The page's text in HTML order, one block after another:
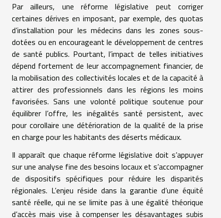
Par ailleurs, une réforme législative peut corriger
certaines dérives en imposant, par exemple, des quotas
d’installation pour les médecins dans les zones sous-
dotées ou en encourageant le développement de centres
de santé publics. Pourtant, l’impact de telles initiatives
dépend fortement de leur accompagnement financier, de
la mobilisation des collectivités locales et de la capacité à
attirer des professionnels dans les régions les moins
favorisées. Sans une volonté politique soutenue pour
équilibrer l’offre, les inégalités santé persistent, avec
pour corollaire une détérioration de la qualité de la prise
en charge pour les habitants des déserts médicaux.
Il apparaît que chaque réforme législative doit s’appuyer
sur une analyse fine des besoins locaux et s’accompagner
de dispositifs spécifiques pour réduire les disparités
régionales. L’enjeu réside dans la garantie d’une équité
santé réelle, qui ne se limite pas à une égalité théorique
d’accès mais vise à compenser les désavantages subis